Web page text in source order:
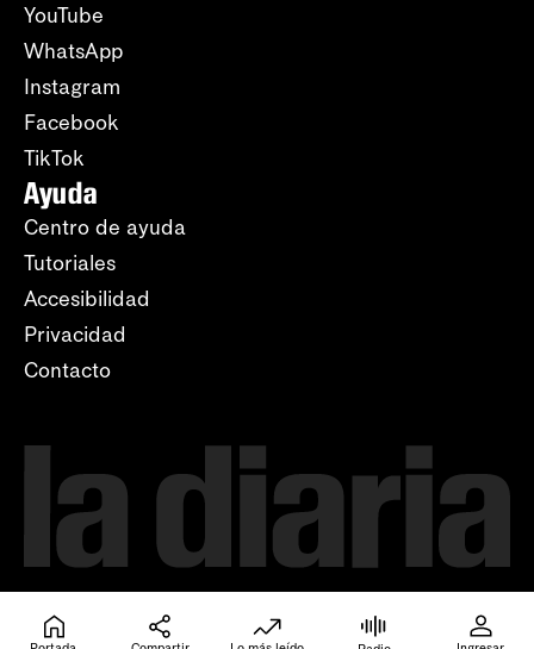
YouTube
WhatsApp
Instagram
Facebook
TikTok
Ayuda
Centro de ayuda
Tutoriales
Accesibilidad
Privacidad
Contacto